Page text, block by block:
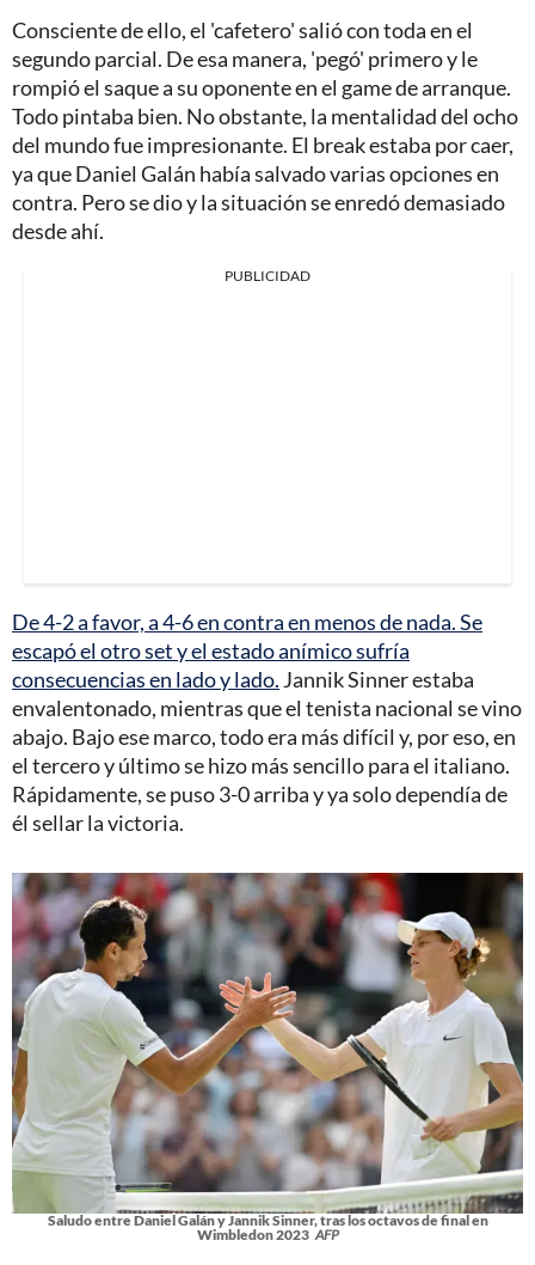
Consciente de ello, el 'cafetero' salió con toda en el
segundo parcial. De esa manera, 'pegó' primero y le
rompió el saque a su oponente en el game de arranque.
Todo pintaba bien. No obstante, la mentalidad del ocho
del mundo fue impresionante. El break estaba por caer,
ya que Daniel Galán había salvado varias opciones en
contra. Pero se dio y la situación se enredó demasiado
desde ahí.
PUBLICIDAD
De 4-2 a favor, a 4-6 en contra en menos de nada. Se
escapó el otro set y el estado anímico sufría
consecuencias en lado y lado. Jannik Sinner estaba
envalentonado, mientras que el tenista nacional se vino
abajo. Bajo ese marco, todo era más difícil y, por eso, en
el tercero y último se hizo más sencillo para el italiano.
Rápidamente, se puso 3-0 arriba y ya solo dependía de
él sellar la victoria.
Saludo entre Daniel Galán y Jannik Sinner, tras los octavos de final en
Wimbledon 2023 AFP